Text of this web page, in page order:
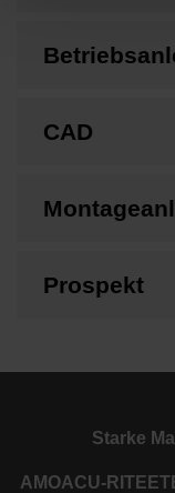
CAD
Prospekt
Starke
AMOACU-RITE